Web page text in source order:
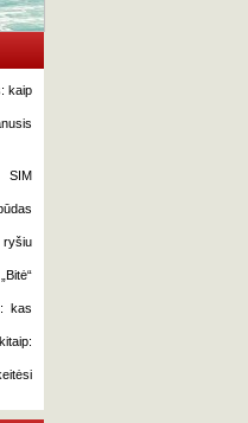
kaip
SIM
kas